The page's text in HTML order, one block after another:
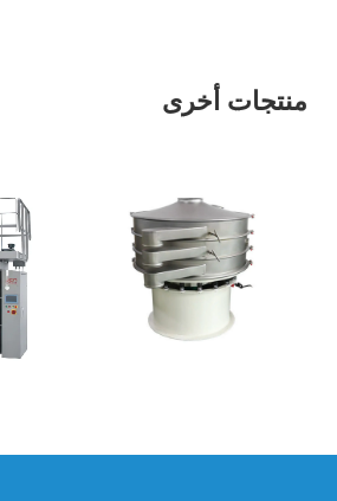
منتجات أخرى